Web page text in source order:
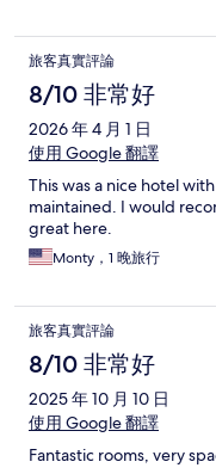
旅客真實評論
8/10 非常好
2026 年 4 月 1 日
使用 Google 翻譯
This was a nice hotel
maintained. I would
great here.
Monty，1 晚旅行
旅客真實評論
8/10 非常好
2025 年 10 月 10 日
使用 Google 翻譯
Fantastic rooms, very